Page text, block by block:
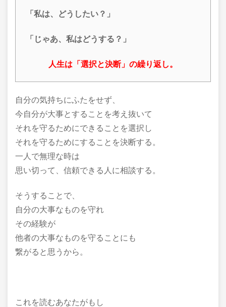
「私は、どうしたい？」
「じゃあ、私はどうする？」
人生は「選択と決断」の繰り返し。
自分の気持ちにふたをせず、
今自分が大事とすることを考え抜いて
それを守るためにできることを選択し
それを守るためにすることを決断する。
一人で無理な時は
思い切って、信頼できる人に相談する。
そうすることで、
自分の大事なものを守れ
その経験が
他者の大事なものを守ることにも
繋がると思うから。
これを読むあなたがもし